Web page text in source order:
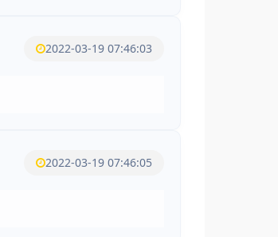
2022-03-19 07:46:03
2022-03-19 07:46:05